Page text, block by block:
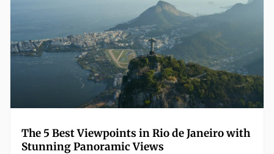
The 5 Best Viewpoints in Rio de Janeiro with
Stunning Panoramic Views